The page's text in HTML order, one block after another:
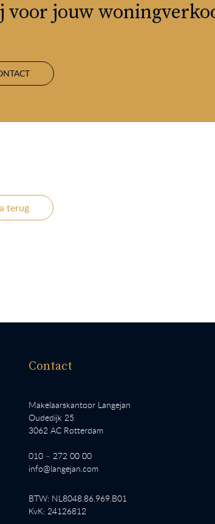
jouw
terug
Contact
Makelaarskantoor Langejan
Oudedijk 25
3062 AC Rotterdam
010 – 272 00 00
info@langejan.com
BTW: NL8048.86.969.B01
KvK: 24126812